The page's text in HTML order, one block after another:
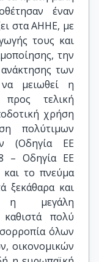
έναν
στα AHHE, με
τους και
την
των
μειωθεί η
τελική
χρήση
πολύτιμων
(Οδηγία ΕΕ
– Οδηγία ΕΕ
το πνεύμα
ξεκάθαρα και
η μεγάλη
πολύ
όλων
οικονομικών